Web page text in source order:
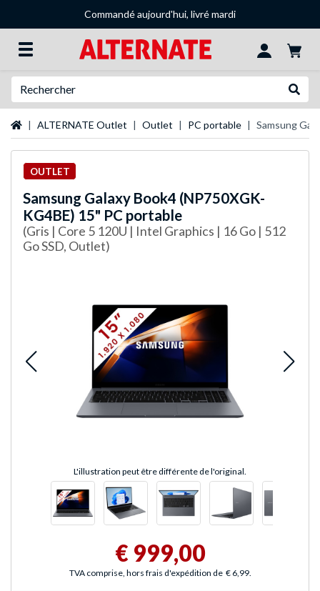
Commandé aujourd'hui, livré mardi
Page d'accueil
ALTERNATE Outlet Outlet PC portable Samsung
OUTLET
Samsung Galaxy Book4 (NP750XGK-
KG4BE) 15" PC portable
(Gris | Core 5 120U | Intel Graphics | 16 Go | 512
Go SSD, Outlet)
L'illustration peut être différente de l'original.
€ 999,00
TVA comprise, hors frais d'expédition de € 6,99.